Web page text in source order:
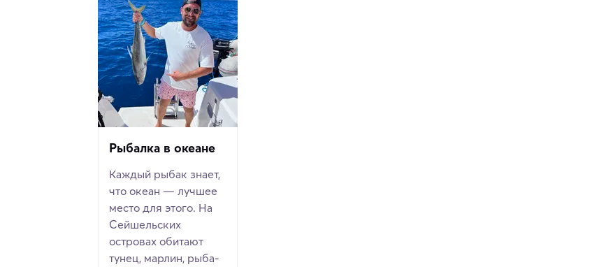
Рыбалка в океане
Каждый рыбак знает,
что океан — лучшее
место для этого. На
Сейшельских
островах обитают
тунец, марлин, рыба-